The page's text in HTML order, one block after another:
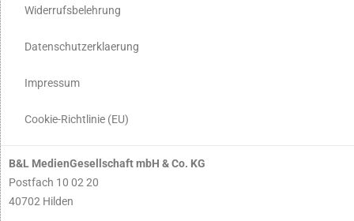
Widerrufsbelehrung
Datenschutzerklaerung
Impressum
Cookie-Richtlinie (EU)
B&L MedienGesellschaft mbH & Co. KG
Postfach 10 02 20
40702 Hilden